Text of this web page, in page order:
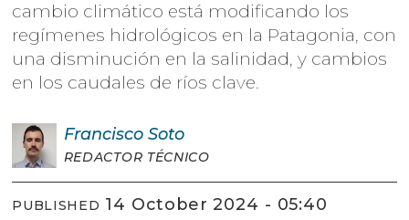
cambio climático está modificando los
regímenes hidrológicos en la Patagonia, con
una disminución en la salinidad, y cambios
en los caudales de ríos clave.
Francisco Soto
REDACTOR TÉCNICO
PUBLISHED 14 October 2024 - 05:40